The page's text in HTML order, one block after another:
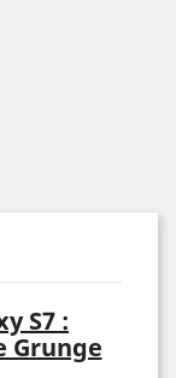
S7 :
Grunge